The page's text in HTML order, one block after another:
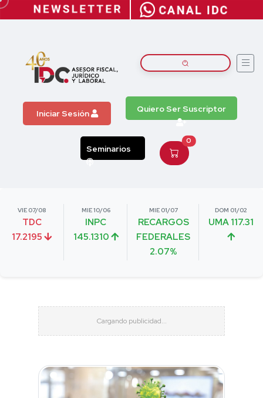
Iniciar Sesión Quiero Ser Suscriptor
Seminarios
0
VIE 07/08
TDC
17.2195
MIE 10/06
INPC
145.1310
MIE 01/07
RECARGOS
FEDERALES
2.07%
DOM 01/02
UMA 117.31